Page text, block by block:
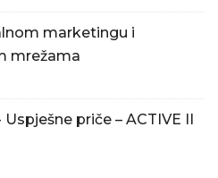
marketingu i
mrežama
priče – ACTIVE II